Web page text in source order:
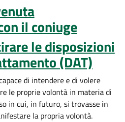
il coniuge
le disposizioni
(DAT)
di intendere e di volere
le proprie volontà in materia di
in cui, in futuro, si trovasse in
la propria volontà.